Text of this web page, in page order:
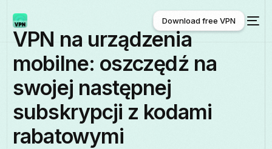
Download free VPN
Download free VPN
VPN na urządzenia
mobilne: oszczędź na
swojej następnej
subskrypcji z kodami
rabatowymi